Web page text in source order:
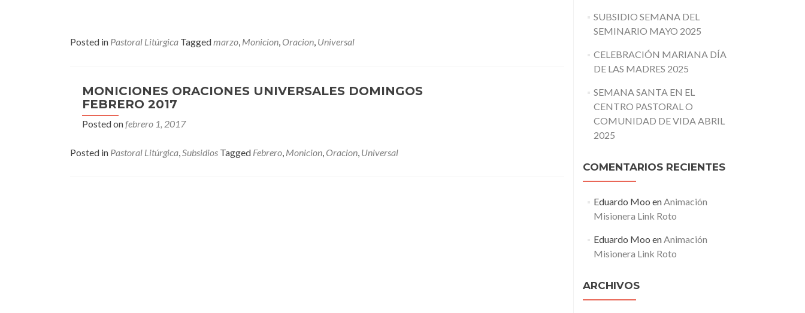
Posted in Pastoral Litúrgica Taggedmarzo, Monicion, Oracion, Universal
MONICIONES ORACIONES UNIVERSALES DOMINGOS
FEBRERO 2017
Posted onfebrero 1, 2017
Posted in Pastoral Litúrgica,Subsidios Tagged Febrero, Monicion, Oracion, Universal
SUBSIDIO SEMANA DEL
SEMINARIO MAYO 2025
CELEBRACIÓN MARIANA DÍA
DE LAS MADRES 2025
SEMANA SANTA EN EL
CENTRO PASTORAL O
COMUNIDAD DE VIDA ABRIL
2025
COMENTARIOS RECIENTES
Eduardo Moo enAnimación
Misionera Link Roto
Eduardo Moo enAnimación
Misionera Link Roto
ARCHIVOS